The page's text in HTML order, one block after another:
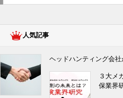
人気記事
ヘッドハンティング会社
３大メ
保業界